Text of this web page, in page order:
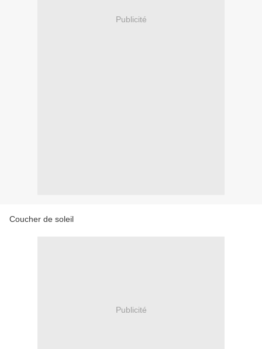
Publicité
Coucher de soleil
Publicité